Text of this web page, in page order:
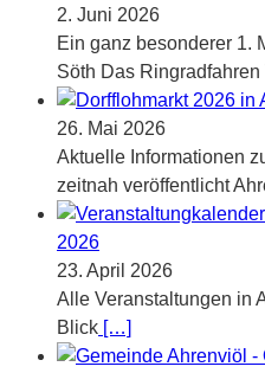
2. Juni 2026
Ein ganz besonderer 1.
Söth Das
26. Mai 2026
Aktuelle Informationen
zeitnah veröffentlicht
2026
23. April 2026
Alle Veranstaltungen in
Blick […]